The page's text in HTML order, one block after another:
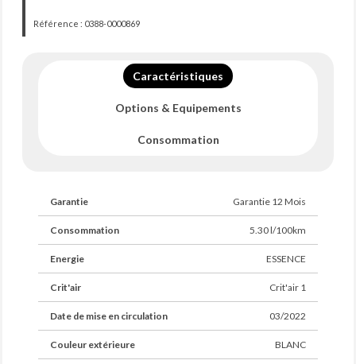
Référence : 0388-0000869
Caractéristiques
Options & Equipements
Consommation
Garantie Garantie 12 Mois
Consommation 5.30 l/100km
Energie ESSENCE
Crit'air Crit'air 1
Date de mise en circulation 03/2022
Couleur extérieure BLANC